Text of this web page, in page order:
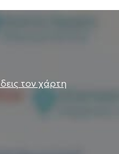
τον χάρτη